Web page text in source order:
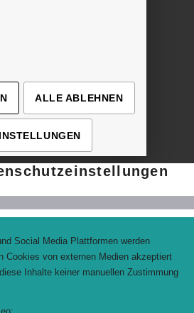
ALLE ABLEHNEN
Social Media Plattformen werden
Cookies von externen Medien akzeptiert
Inhalte keiner manuellen Zustimmung